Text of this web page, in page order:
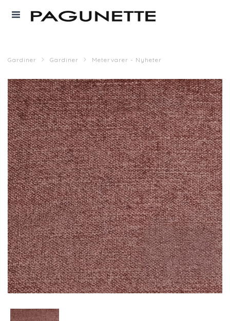
Gardiner Gardiner Metervarer - Nyheter